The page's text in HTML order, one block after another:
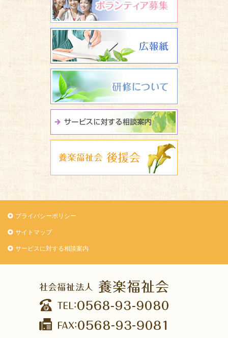
広報誌 養楽
養楽福祉会
プライバシーポリシー
サイトマップ
サービスに対する相談案内